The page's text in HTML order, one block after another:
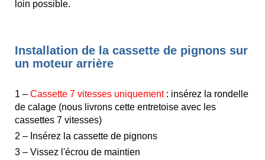
loin possible.
Installation de la cassette de pignons sur
un moteur arrière
1 – Cassette 7 vitesses uniquement: insérez la rondelle
de calage (nous livrons cette entretoise avec les
cassettes 7 vitesses)
2 – Insérez la cassette de pignons
3 – Vissez l'écrou de maintien